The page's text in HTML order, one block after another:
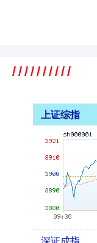
上证综指
深证成指